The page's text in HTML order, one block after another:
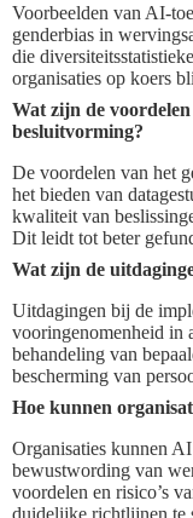
Voorbeelden van AI-
genderbias in
die
organisaties op koers
Wat zijn de
besluitvorming?
De voordelen van het
het bieden van
kwaliteit van
Dit leidt tot beter
Wat zijn de
Uitdagingen bij de
vooringenomenheid in
behandeling van
bescherming van
Hoe kunnen
Organisaties kunnen
bewustwording van
voordelen en risico’s
duidelijke richtlijnen te